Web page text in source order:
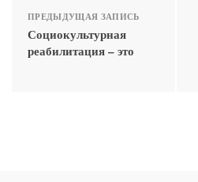
ПРЕДЫДУЩАЯ ЗАПИСЬ
Социокультурная
реабилитация – это